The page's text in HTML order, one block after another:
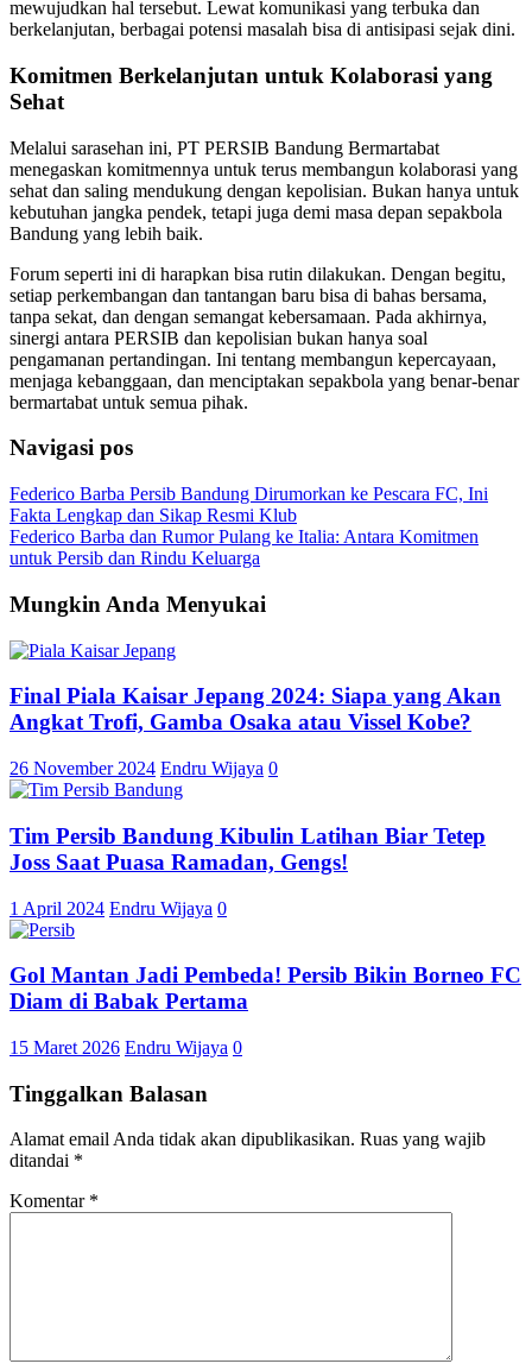
mewujudkan hal tersebut. Lewat komunikasi yang terbuka dan
berkelanjutan, berbagai potensi masalah bisa di antisipasi sejak dini.
Komitmen Berkelanjutan untuk Kolaborasi yang
Sehat
Melalui sarasehan ini, PT PERSIB Bandung Bermartabat
menegaskan komitmennya untuk terus membangun kolaborasi yang
sehat dan saling mendukung dengan kepolisian. Bukan hanya untuk
kebutuhan jangka pendek, tetapi juga demi masa depan sepakbola
Bandung yang lebih baik.
Forum seperti ini di harapkan bisa rutin dilakukan. Dengan begitu,
setiap perkembangan dan tantangan baru bisa di bahas bersama,
tanpa sekat, dan dengan semangat kebersamaan. Pada akhirnya,
sinergi antara PERSIB dan kepolisian bukan hanya soal
pengamanan pertandingan. Ini tentang membangun kepercayaan,
menjaga kebanggaan, dan menciptakan sepakbola yang benar-benar
bermartabat untuk semua pihak.
Navigasi pos
Federico Barba Persib Bandung Dirumorkan ke Pescara FC, Ini
Fakta Lengkap dan Sikap Resmi Klub
Federico Barba dan Rumor Pulang ke Italia: Antara Komitmen
untuk Persib dan Rindu Keluarga
Mungkin Anda Menyukai
Final Piala Kaisar Jepang 2024: Siapa yang Akan
Angkat Trofi, Gamba Osaka atau Vissel Kobe?
26 November 2024 Endru Wijaya 0
Tim Persib Bandung Kibulin Latihan Biar Tetep
Joss Saat Puasa Ramadan, Gengs!
1 April 2024 Endru Wijaya 0
Gol Mantan Jadi Pembeda! Persib Bikin Borneo FC
Diam di Babak Pertama
15 Maret 2026 Endru Wijaya 0
Tinggalkan Balasan
Alamat email Anda tidak akan dipublikasikan. Ruas yang wajib
ditandai *
Komentar *